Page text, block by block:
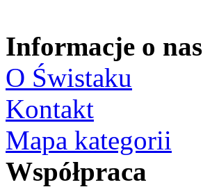
Informacje o nas
O Świstaku
Kontakt
Mapa kategorii
Współpraca